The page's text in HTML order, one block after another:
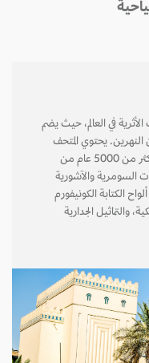
في العالم، حيث يضم
يحتوي المتحف
على أكثر من نصف مليون قطعة تمتد عبر أكثر من 5000 عام من
السومرية والآشورية
الكتابة الكونيفورم
والتماثيل الجدارية